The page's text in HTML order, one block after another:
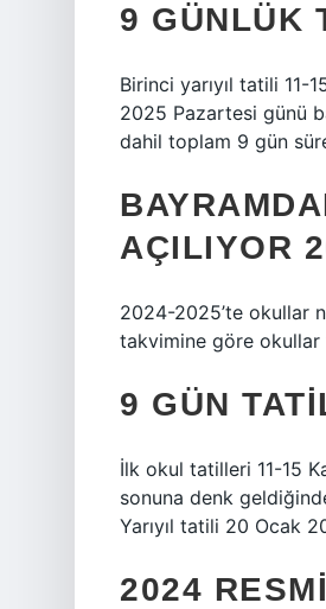
9 GÜNLÜK
Birinci yarıyıl tatili 11-
2025 Pazartesi günü
dahil toplam 9 gün
AÇILIYOR
2024-2025’te okullar
takvimine göre okullar
9 GÜN
İlk okul tatilleri 11-15
sonuna denk
Yarıyıl tatili 20 Ocak
2024